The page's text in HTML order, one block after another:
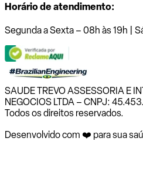
Horário de atendimento:
Segunda a Sexta – 08h às 19h |
SAUDE TREVO ASSESSORIA E
NEGOCIOS LTDA – CNPJ:
Todos os direitos reservados.
Desenvolvido com ❤️ para sua